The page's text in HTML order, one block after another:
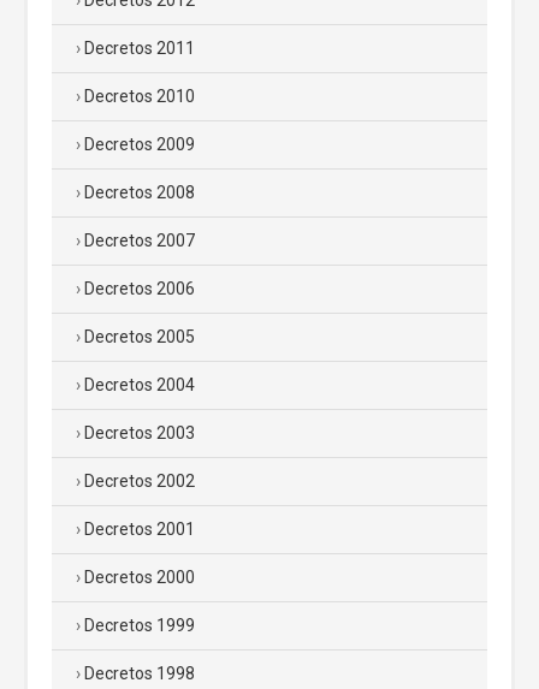
Decretos 2011
Decretos 2010
Decretos 2009
Decretos 2008
Decretos 2007
Decretos 2006
Decretos 2005
Decretos 2004
Decretos 2003
Decretos 2002
Decretos 2001
Decretos 2000
Decretos 1999
Decretos 1998